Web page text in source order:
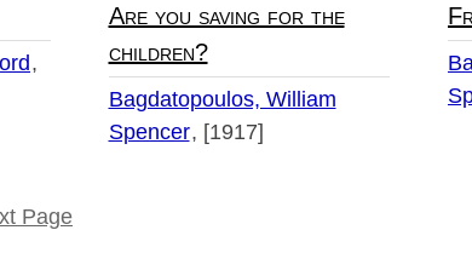
Are you saving for the
children?
Bagdatopoulos, William
Spencer
[1917]
Page